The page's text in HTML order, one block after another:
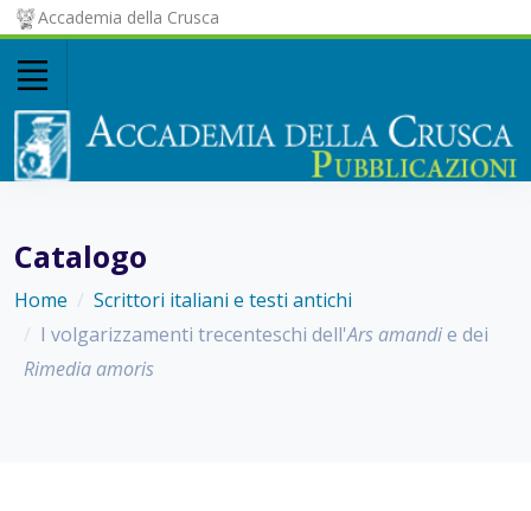
Accademia della Crusca
Catalogo
Home
Scrittori italiani e testi antichi
I volgarizzamenti trecenteschi dell'Ars amandie dei
Rimedia amoris